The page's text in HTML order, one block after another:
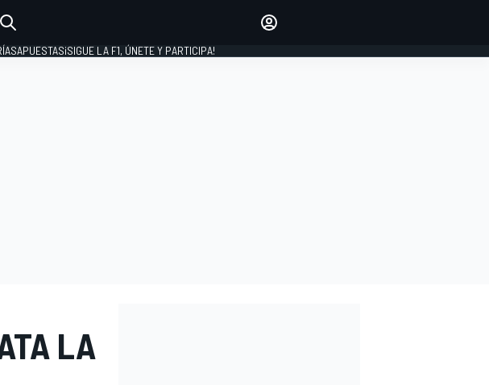
APUESTAS¡SIGUE LA F1, ÚNETE Y PARTICIPA!
LA